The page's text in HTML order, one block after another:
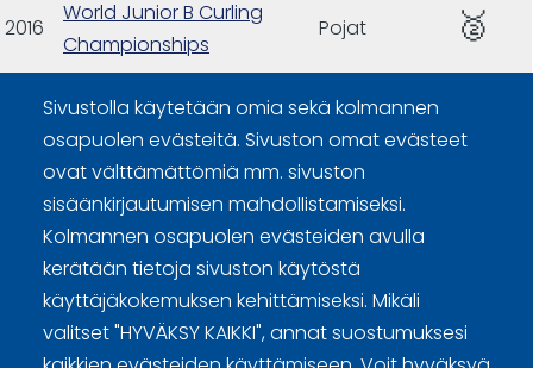
2016
World Junior B Curling
Championships
Pojat 🥈
Sivustolla käytetään omia sekä kolmannen
osapuolen evästeitä. Sivuston omat evästeet
ovat välttämättömiä mm. sivuston
sisäänkirjautumisen mahdollistamiseksi.
Kolmannen osapuolen evästeiden avulla
kerätään tietoja sivuston käytöstä
käyttäjäkokemuksen kehittämiseksi. Mikäli
valitset "HYVÄKSY KAIKKI", annat suostumuksesi
Curling Finland
Curling.fi